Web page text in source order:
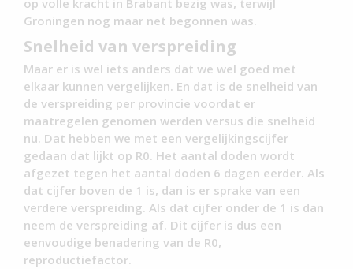
op volle kracht in Brabant bezig was, terwijl
Groningen nog maar net begonnen was.
Snelheid van verspreiding
Maar er is wel iets anders dat we wel goed met
elkaar kunnen vergelijken. En dat is de snelheid van
de verspreiding per provincie voordat er
maatregelen genomen werden versus die snelheid
nu. Dat hebben we met een vergelijkingscijfer
gedaan dat lijkt op R0. Het aantal doden wordt
afgezet tegen het aantal doden 6 dagen eerder. Als
dat cijfer boven de 1 is, dan is er sprake van een
verdere verspreiding. Als dat cijfer onder de 1 is dan
neem de verspreiding af. Dit cijfer is dus een
eenvoudige benadering van de R0,
reproductiefactor.